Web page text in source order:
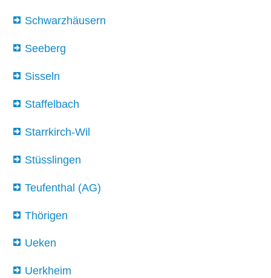
Schwarzhäusern
Seeberg
Sisseln
Staffelbach
Starrkirch-Wil
Stüsslingen
Teufenthal (AG)
Thörigen
Ueken
Uerkheim